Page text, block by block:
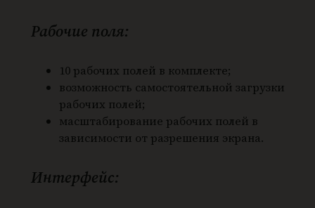
Рабочие поля:
10 рабочих полей в комплекте;
возможность самостоятельной загрузки
рабочих полей;
масштабирование рабочих полей в
зависимости от разрешения экрана.
Интерфейс: